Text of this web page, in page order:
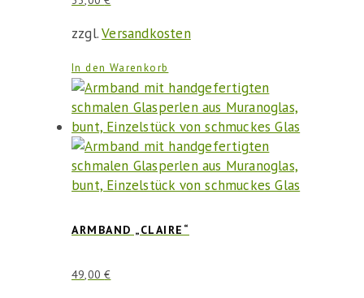
zzgl.Versandkosten
In den Warenkorb
ARMBAND „CLAIRE“
49,00€